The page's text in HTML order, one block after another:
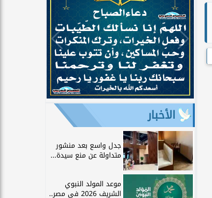
الأخبار
جدل واسع بعد منشور
متداولة عن منع سيدة...
موعد المولد النبوي
الشريف 2026 في مصر..